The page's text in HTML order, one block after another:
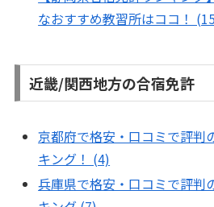
なおすすめ教習所はココ！
近畿/関西地方の合宿免許
京都府で格安・口コミで評判
キング！ (4)
兵庫県で格安・口コミで評判